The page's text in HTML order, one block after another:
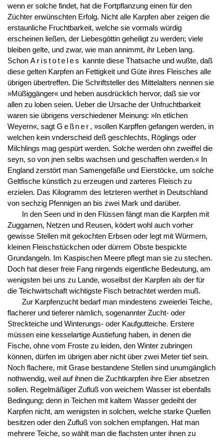
wenn er solche findet, hat die Fortpflanzung einen für den
Züchter erwünschten Erfolg. Nicht alle Karpfen aber zeigen die
erstaunliche Fruchtbarkeit, welche sie vormals würdig
erscheinen ließen, der Liebesgöttin geheiligt zu werden; viele
bleiben gelte, und zwar, wie man annimmt, ihr Leben lang.
Schon Aristoteles
kannte diese Thatsache und wußte, daß
diese gelten Karpfen an Fettigkeit und Güte ihres Fleisches alle
übrigen übertreffen. Die Schriftsteller des Mittelalters nennen sie
»Müßiggänger« und heben ausdrücklich hervor, daß sie vor
allen zu loben seien. Ueber die Ursache der Unfruchtbarkeit
waren sie übrigens verschiedener Meinung: »In etlichen
Weyern«, sagt Geßner , »sollen Karpffen gefangen werden, in
welchen kein vnderscheid deß geschlechts, Röglings oder
Milchlings mag gespürt werden. Solche werden ohn zweiffel die
seyn, so von jnen selbs wachsen und geschaffen werden.« In
England zerstört man Samengefäße und Eierstöcke, um solche
Geltfische künstlich zu erzeugen und zarteres Fleisch zu
erzielen. Das Kilogramm des letzteren werthet in Deutschland
von sechzig Pfennigen an bis zwei Mark und darüber.
In den Seen und in den Flüssen fängt man die Karpfen mit
Zuggarnen, Netzen und Reusen, ködert wohl auch vorher
gewisse Stellen mit gekochten Erbsen oder legt mit Würmern,
kleinen Fleischstückchen oder dürrem Obste bespickte
Grundangeln. Im Kaspischen Meere pflegt man sie zu stechen.
Doch hat dieser freie Fang nirgends eigentliche Bedeutung, am
wenigsten bei uns zu Lande, woselbst der Karpfen als der für
die Teichwirtschaft wichtigste Fisch betrachtet werden muß.
Zur Karpfenzucht bedarf man mindestens zweierlei Teiche,
flacherer und tieferer nämlich, sogenannter Zucht- oder
Streckteiche und Winterungs- oder Kaufgutteiche. Erstere
müssen eine kesselartige Austiefung haben, in denen die
Fische, ohne vom Froste zu leiden, den Winter zubringen
können, dürfen im übrigen aber nicht über zwei Meter tief sein.
Noch flachere, mit Grase bestandene Stellen sind unumgänglich
nothwendig, weil auf ihnen die Zuchtkarpfen ihre Eier absetzen
sollen. Regelmäßiger Zufluß von weichem Wasser ist ebenfalls
Bedingung; denn in Teichen mit kaltem Wasser gedeiht der
Karpfen nicht, am wenigsten in solchen, welche starke Quellen
besitzen oder den Zufluß von solchen empfangen. Hat man
mehrere Teiche, so wählt man die flachsten unter ihnen zu